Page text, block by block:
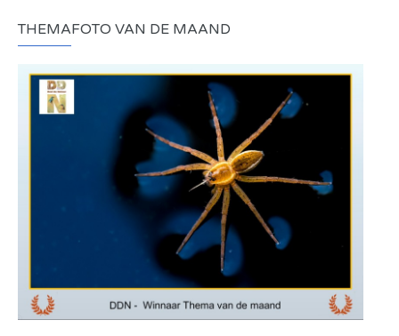
THEMAFOTO VAN DE MAAND